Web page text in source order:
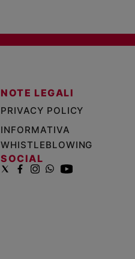
NOTE LEGALI
PRIVACY POLICY
INFORMATIVA
WHISTLEBLOWING
SOCIAL